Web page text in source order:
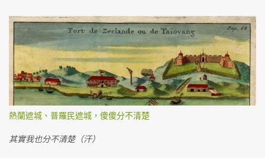
熱蘭遮城、普羅民遮城，傻傻分不清楚
其實我也分不清楚（汗）